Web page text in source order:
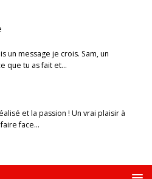
un message je crois. Sam, un
que tu as fait et…
et la passion ! Un vrai plaisir à
face…